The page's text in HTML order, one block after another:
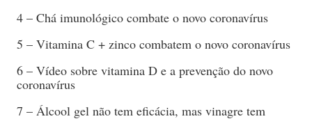
4 – Chá imunológico combate o novo coronavírus
5 – Vitamina C + zinco combatem o novo coronavírus
6 – Vídeo sobre vitamina D e a prevenção do novo
coronavírus
7 – Álcool gel não tem eficácia, mas vinagre tem